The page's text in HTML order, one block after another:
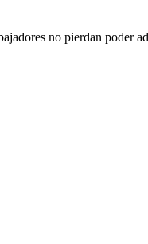
no pierdan poder